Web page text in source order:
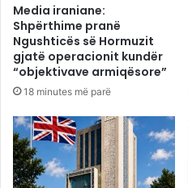
Media iraniane:
Shpërthime pranë
Ngushticës së Hormuzit
gjatë operacionit kundër
“objektivave armiqësore”
18 minutes më parë